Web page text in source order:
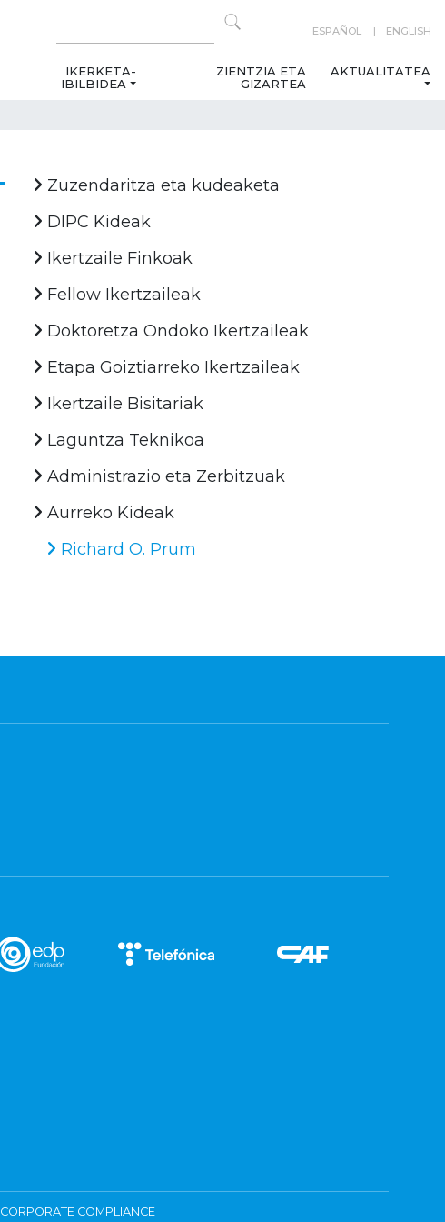
ESPAÑOL ENGLISH
IKERKETA-
IBILBIDEA
ZIENTZIA ETA
GIZARTEA
AKTUALITATEA
Zuzendaritza eta kudeaketa
DIPC Kideak
Ikertzaile Finkoak
Fellow Ikertzaileak
Doktoretza Ondoko Ikertzaileak
Etapa Goiztiarreko Ikertzaileak
Ikertzaile Bisitariak
Laguntza Teknikoa
Administrazio eta Zerbitzuak
Aurreko Kideak
Richard O. Prum
CORPORATE COMPLIANCE